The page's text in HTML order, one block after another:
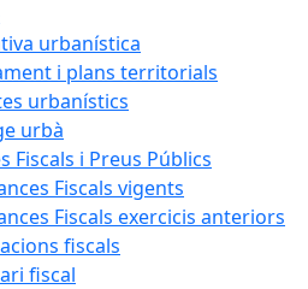
urbanística
i plans territorials
urbanístics
urbà
Fiscals i Preus Públics
Fiscals vigents
Fiscals exercicis anteriors
fiscals
fiscal